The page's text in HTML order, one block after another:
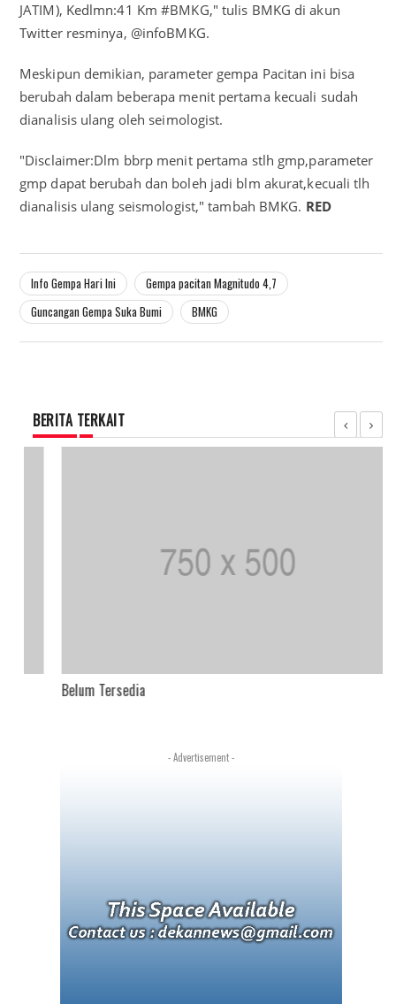
JATIM), Kedlmn:41 Km #BMKG," tulis BMKG di akun
Twitter resminya, @infoBMKG.
Meskipun demikian, parameter gempa Pacitan ini bisa
berubah dalam beberapa menit pertama kecuali sudah
dianalisis ulang oleh seimologist.
"Disclaimer:Dlm bbrp menit pertama stlh gmp,parameter
gmp dapat berubah dan boleh jadi blm akurat,kecuali tlh
dianalisis ulang seismologist," tambah BMKG. RED
Info Gempa Hari Ini
Gempa pacitan Magnitudo 4,7
Guncangan Gempa Suka Bumi
BMKG
BERITA TERKAIT
Belum Tersedia
- Advertisement -